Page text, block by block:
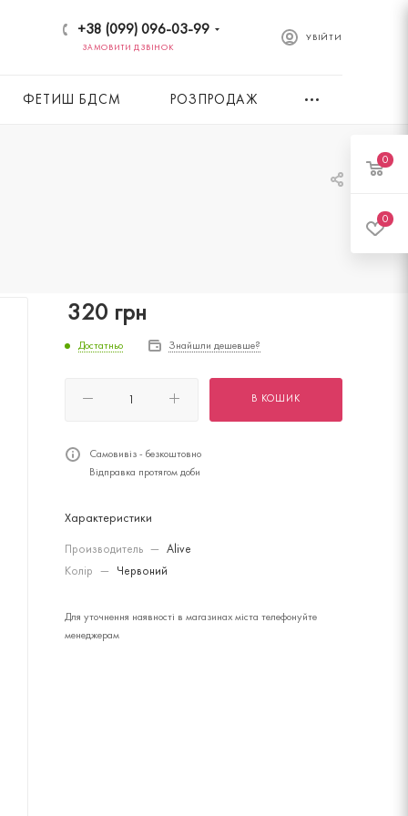
УВІЙТИ
+38 (099) 096-03-99
ЗАМОВИТИ ДЗВІНОК
ФЕТИШ БДСМ РОЗПРОДАЖ
320 грн
Достатньо Знайшли дешевше?
В КОШИК
Самовивіз - безкоштовно
Відправка протягом доби
Характеристики
Производитель —
Alive
Колір
— Червоний
Для уточнення наявності в магазинах міста телефонуйте
менеджерам
0
0